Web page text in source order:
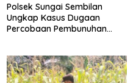
Polsek Sungai Sembilan
Ungkap Kasus Dugaan
Percobaan Pembunuhan